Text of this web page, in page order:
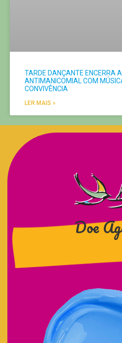
TARDE DANÇANTE ENCERRA
ANTIMANICOMIAL COM
CONVIVÊNCIA
LER MAIS »
Doe